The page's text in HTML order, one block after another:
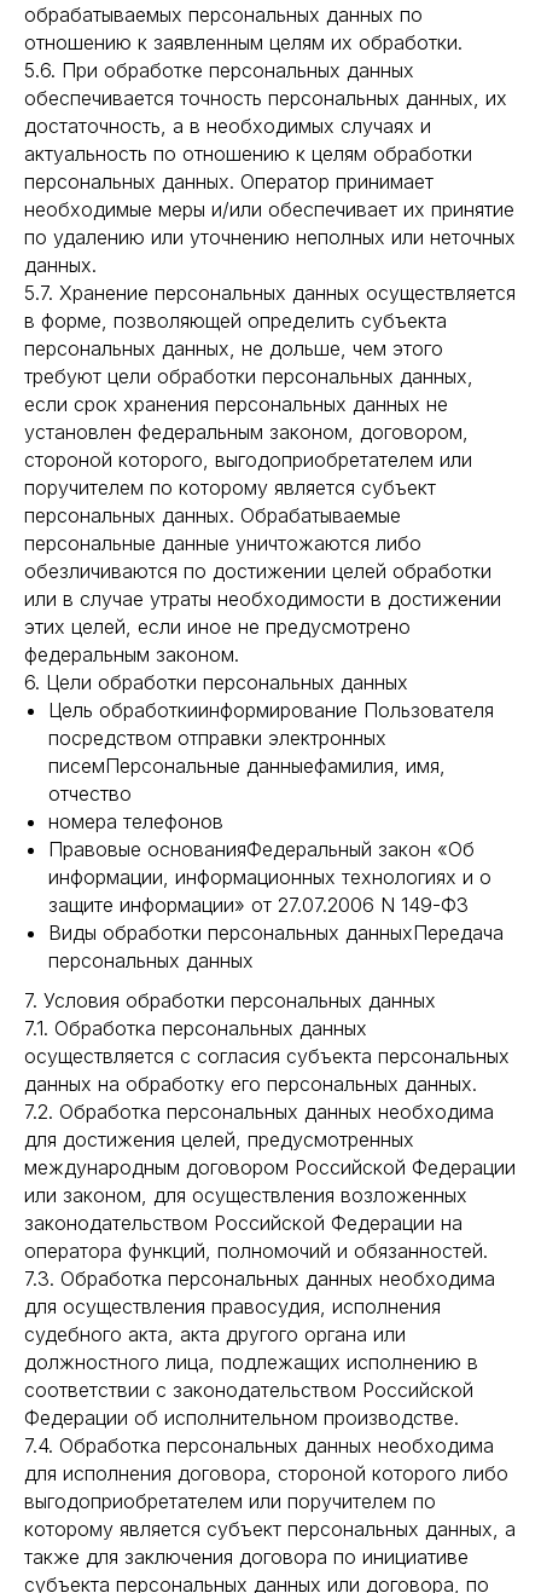
обрабатываемых персональных данных по
отношению к заявленным целям их обработки.
5.6. При обработке персональных данных
обеспечивается точность персональных данных, их
достаточность, а в необходимых случаях и
актуальность по отношению к целям обработки
персональных данных. Оператор принимает
необходимые меры и/или обеспечивает их принятие
по удалению или уточнению неполных или неточных
данных.
5.7. Хранение персональных данных осуществляется
в форме, позволяющей определить субъекта
персональных данных, не дольше, чем этого
требуют цели обработки персональных данных,
если срок хранения персональных данных не
установлен федеральным законом, договором,
стороной которого, выгодоприобретателем или
поручителем по которому является субъект
персональных данных. Обрабатываемые
персональные данные уничтожаются либо
обезличиваются по достижении целей обработки
или в случае утраты необходимости в достижении
этих целей, если иное не предусмотрено
федеральным законом.
6. Цели обработки персональных данных
Цель обработкиинформирование Пользователя
посредством отправки электронных
писемПерсональные данныефамилия, имя,
отчество
номера телефонов
Правовые основанияФедеральный закон «Об
информации, информационных технологиях и о
защите информации» от 27.07.2006 N 149-ФЗ
Виды обработки персональных данныхПередача
персональных данных
7. Условия обработки персональных данных
7.1. Обработка персональных данных
осуществляется с согласия субъекта персональных
данных на обработку его персональных данных.
7.2. Обработка персональных данных необходима
для достижения целей, предусмотренных
международным договором Российской Федерации
или законом, для осуществления возложенных
законодательством Российской Федерации на
оператора функций, полномочий и обязанностей.
7.3. Обработка персональных данных необходима
для осуществления правосудия, исполнения
судебного акта, акта другого органа или
должностного лица, подлежащих исполнению в
соответствии с законодательством Российской
Федерации об исполнительном производстве.
7.4. Обработка персональных данных необходима
для исполнения договора, стороной которого либо
выгодоприобретателем или поручителем по
которому является субъект персональных данных, а
также для заключения договора по инициативе
субъекта персональных данных или договора, по